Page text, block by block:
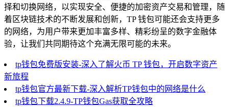
择和切换网络，以实现安全、便捷的加密资产交易和管理，随
着区块链技术的不断发展和创新，TP 钱包可能还会支持更多
的网络，为用户带来更加丰富多样、精彩纷呈的数字金融体
验，让我们共同期待这个充满无限可能的未来。
tp钱包免费版安装-深入了解火币 TP 钱包，开启数字资产
新旅程
tp钱包官方最新下载-深入解析TP钱包中的网络是什么
tp钱包下载2.4.9-TP钱包Gas获取全攻略